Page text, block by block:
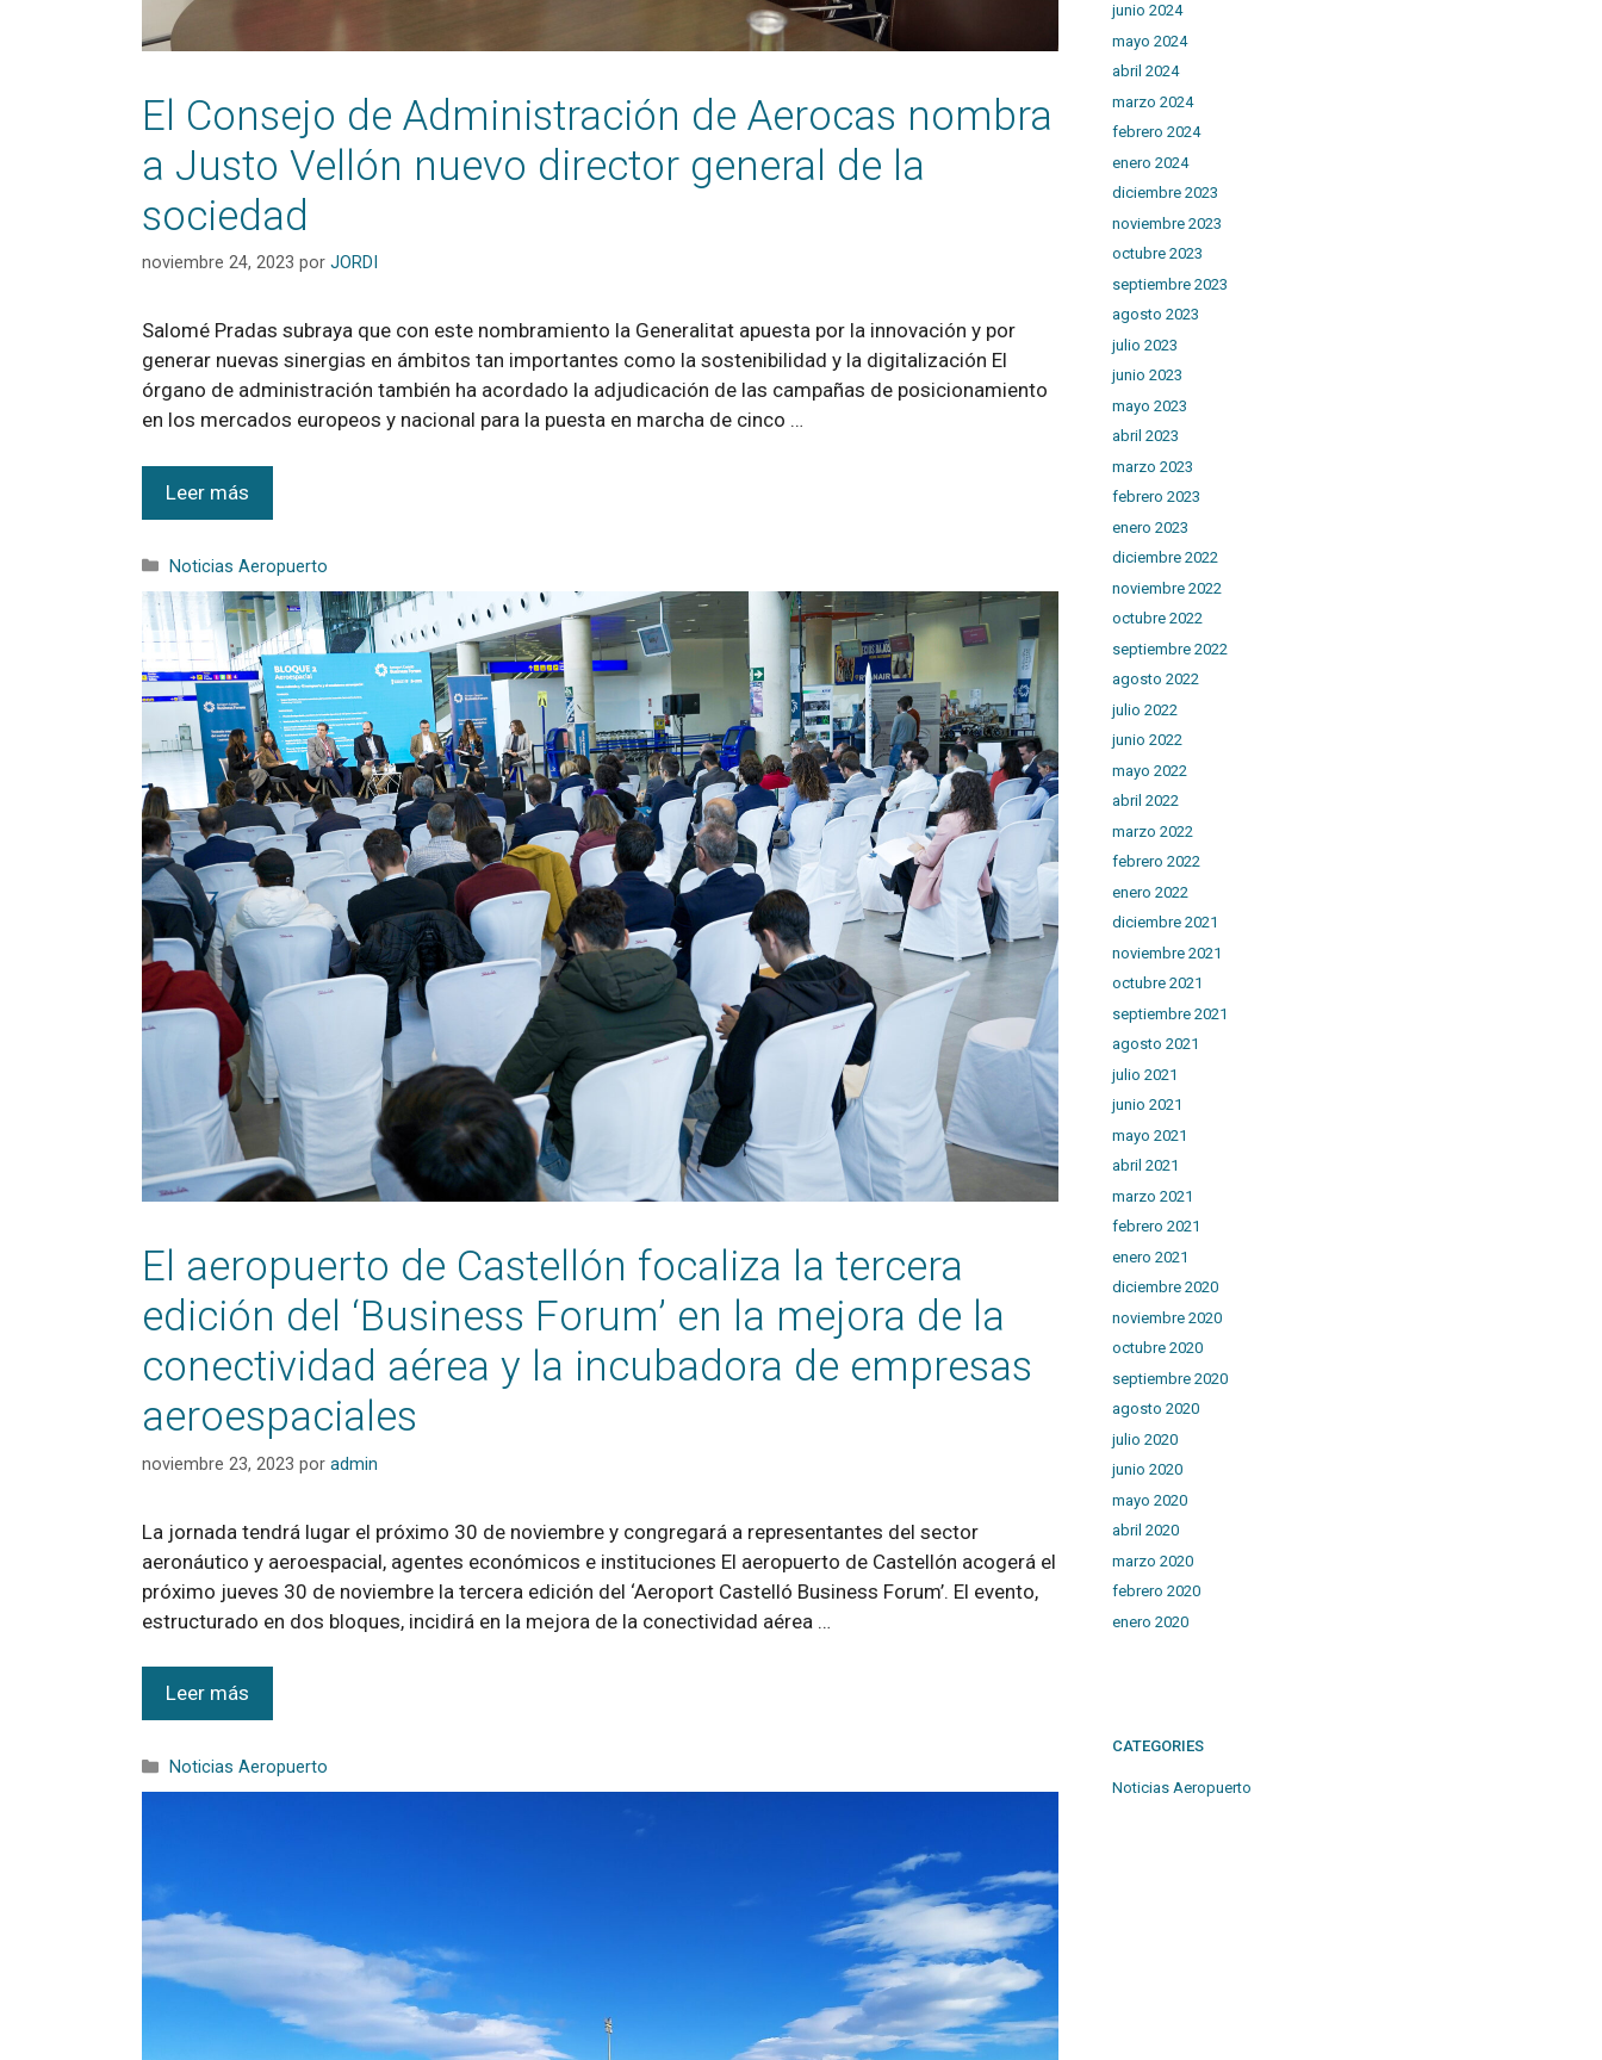
El Consejo de Administración de Aerocas nombra
a Justo Vellón nuevo director general de la
sociedad
noviembre 24, 2023 por JORDI
Salomé Pradas subraya que con este nombramiento la Generalitat apuesta por la innovación y por
generar nuevas sinergias en ámbitos tan importantes como la sostenibilidad y la digitalización El
órgano de administración también ha acordado la adjudicación de las campañas de posicionamiento
en los mercados europeos y nacional para la puesta en marcha de cinco …
Leer más
Noticias Aeropuerto
El aeropuerto de Castellón focaliza la tercera
edición del ‘Business Forum’ en la mejora de la
conectividad aérea y la incubadora de empresas
aeroespaciales
noviembre 23, 2023 por admin
La jornada tendrá lugar el próximo 30 de noviembre y congregará a representantes del sector
aeronáutico y aeroespacial, agentes económicos e instituciones El aeropuerto de Castellón acogerá el
próximo jueves 30 de noviembre la tercera edición del ‘Aeroport Castelló Business Forum’. El evento,
estructurado en dos bloques, incidirá en la mejora de la conectividad aérea …
Leer más
Noticias Aeropuerto
junio 2024
mayo 2024
abril 2024
marzo 2024
febrero 2024
enero 2024
diciembre 2023
noviembre 2023
octubre 2023
septiembre 2023
agosto 2023
julio 2023
junio 2023
mayo 2023
abril 2023
marzo 2023
febrero 2023
enero 2023
diciembre 2022
noviembre 2022
octubre 2022
septiembre 2022
agosto 2022
julio 2022
junio 2022
mayo 2022
abril 2022
marzo 2022
febrero 2022
enero 2022
diciembre 2021
noviembre 2021
octubre 2021
septiembre 2021
agosto 2021
julio 2021
junio 2021
mayo 2021
abril 2021
marzo 2021
febrero 2021
enero 2021
diciembre 2020
noviembre 2020
octubre 2020
septiembre 2020
agosto 2020
julio 2020
junio 2020
mayo 2020
abril 2020
marzo 2020
febrero 2020
enero 2020
CATEGORIES
Noticias Aeropuerto